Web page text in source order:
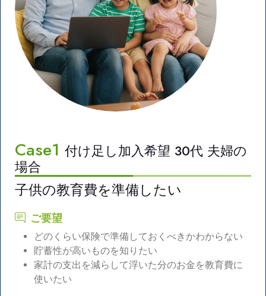
Case1 付け足し加入希望 30代 夫婦の
場合
子供の教育費を準備したい
ご要望
どのくらい保険で準備しておくべきかわからない
貯蓄性が高いものを知りたい
家計の支出を減らして浮いた分のお金を教育費に
使いたい